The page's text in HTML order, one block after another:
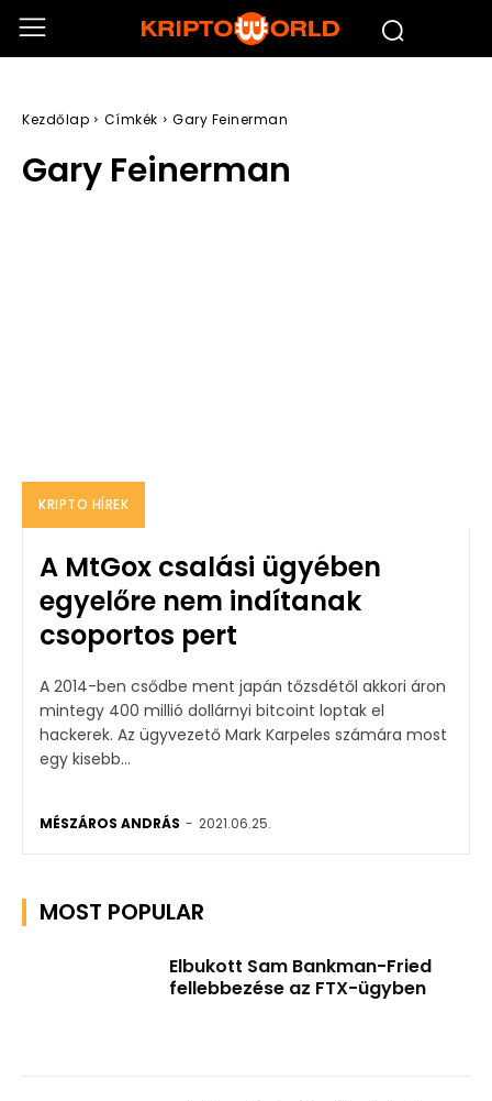
Kezdőlap Címkék Gary Feinerman
Gary Feinerman
KRIPTO HÍREK
A MtGox csalási ügyében
egyelőre nem indítanak
csoportos pert
A 2014-ben csődbe ment japán tőzsdétől akkori áron
mintegy 400 millió dollárnyi bitcoint loptak el
hackerek. Az ügyvezető Mark Karpeles számára most
egy kisebb...
MÉSZÁROS ANDRÁS - 2021.06.25.
MOST POPULAR
Elbukott Sam Bankman-Fried
fellebbezése az FTX-ügyben